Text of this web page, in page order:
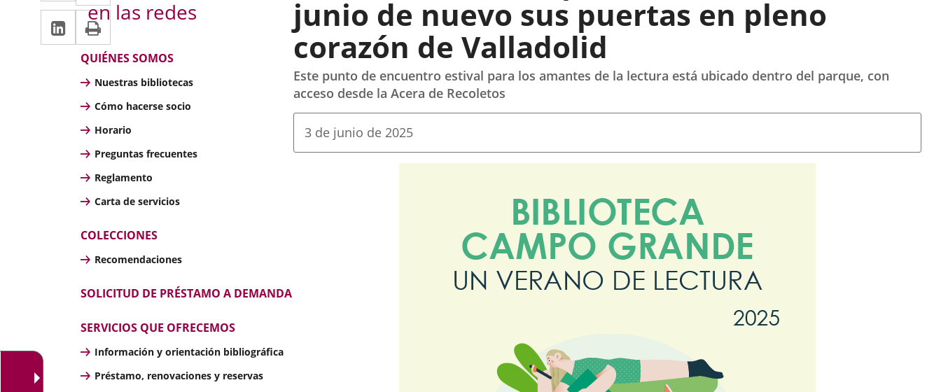
una
aplicación
externa.
a
una
aplicación
externa.
Linkedin
Enlace
a
una
aplicación
externa.
Print
en las redes
external
application.
external
application.
external
application.
Bibliotecas
QUIÉNES SOMOS
Nuestras bibliotecas
Cómo hacerse socio
Horario
Preguntas frecuentes
Reglamento
Carta de servicios
COLECCIONES
Recomendaciones
SOLICITUD DE PRÉSTAMO A DEMANDA
SERVICIOS QUE OFRECEMOS
Información y orientación bibliográfica
Préstamo, renovaciones y reservas
junio de nuevo sus puertas en pleno
corazón de Valladolid
Este punto de encuentro estival para los amantes de la lectura está ubicado dentro del parque, con
acceso desde la Acera de Recoletos
Fecha
la
3 de junio de 2025